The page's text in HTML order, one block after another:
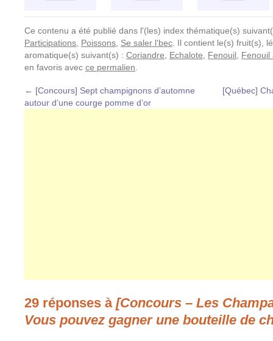
Ce contenu a été publié dans l'(les) index thématique(s)
Participations Poissons Se saler l'bec . Il contient le(s) fruit(s),
aromatique(s) suivant(s) : Coriandre Echalote Fenouil Fenouil
en favoris avec ce permalien
← [Concours] Sept champignons d’automne
autour d’une courge pomme d’or
[Québec]
29 réponses à [Concours – Les
Vous pouvez gagner une bouteille de